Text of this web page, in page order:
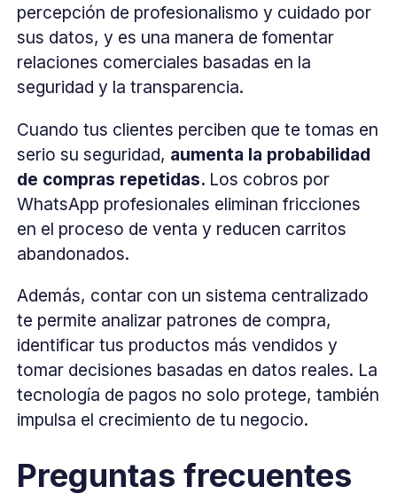
percepción de profesionalismo y cuidado por
sus datos, y es una manera de fomentar
relaciones comerciales basadas en la
seguridad y la transparencia.
Cuando tus clientes perciben que te tomas en
serio su seguridad, aumenta la probabilidad
de compras repetidas. Los cobros por
WhatsApp profesionales eliminan fricciones
en el proceso de venta y reducen carritos
abandonados.
Además, contar con un sistema centralizado
te permite analizar patrones de compra,
identificar tus productos más vendidos y
tomar decisiones basadas en datos reales. La
tecnología de pagos no solo protege, también
impulsa el crecimiento de tu negocio.
Preguntas frecuentes